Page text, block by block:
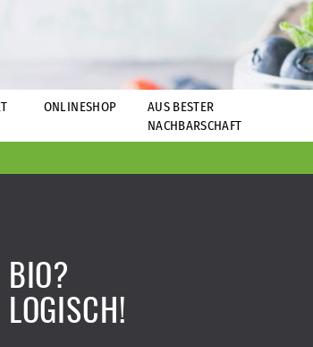
ONLINESHOP
AUS BESTER
NACHBARSCHAFT
BIO?
LOGISCH!